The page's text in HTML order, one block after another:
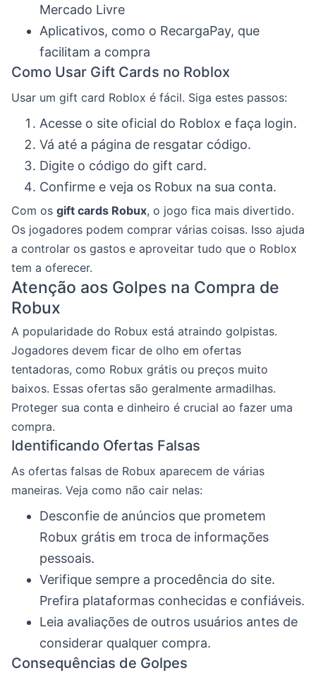
Mercado Livre
Aplicativos, como o RecargaPay, que
facilitam a compra
Como Usar Gift Cards no Roblox
Usar um gift card Roblox é fácil. Siga estes passos:
Acesse o site oficial do Roblox e faça login.
Vá até a página de resgatar código.
Digite o código do gift card.
Confirme e veja os Robux na sua conta.
Com os gift cards Robux, o jogo fica mais divertido.
Os jogadores podem comprar várias coisas. Isso ajuda
a controlar os gastos e aproveitar tudo que o Roblox
tem a oferecer.
Atenção aos Golpes na Compra de
Robux
A popularidade do Robux está atraindo golpistas.
Jogadores devem ficar de olho em ofertas
tentadoras, como Robux grátis ou preços muito
baixos. Essas ofertas são geralmente armadilhas.
Proteger sua conta e dinheiro é crucial ao fazer uma
compra.
Identificando Ofertas Falsas
As ofertas falsas de Robux aparecem de várias
maneiras. Veja como não cair nelas:
Desconfie de anúncios que prometem
Robux grátis em troca de informações
pessoais.
Verifique sempre a procedência do site.
Prefira plataformas conhecidas e confiáveis.
Leia avaliações de outros usuários antes de
considerar qualquer compra.
Consequências de Golpes